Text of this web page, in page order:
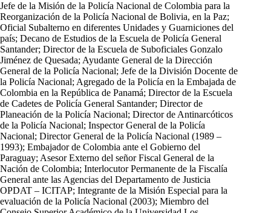
Jefe de la Misión de la Policía Nacional de Colombia para la
Reorganización de la Policía Nacional de Bolivia, en la Paz;
Oficial Subalterno en diferentes Unidades y Guarniciones del
país; Decano de Estudios de la Escuela de Policía General
Santander; Director de la Escuela de Suboficiales Gonzalo
Jiménez de Quesada; Ayudante General de la Dirección
General de la Policía Nacional; Jefe de la División Docente de
la Policía Nacional; Agregado de la Policía en la Embajada de
Colombia en la República de Panamá; Director de la Escuela
de Cadetes de Policía General Santander; Director de
Planeación de la Policía Nacional; Director de Antinarcóticos
de la Policía Nacional; Inspector General de la Policía
Nacional; Director General de la Policía Nacional (1989 –
1993); Embajador de Colombia ante el Gobierno del
Paraguay; Asesor Externo del señor Fiscal General de la
Nación de Colombia; Interlocutor Permanente de la Fiscalía
General ante las Agencias del Departamento de Justicia
OPDAT – ICITAP; Integrante de la Misión Especial para la
evaluación de la Policía Nacional (2003); Miembro del